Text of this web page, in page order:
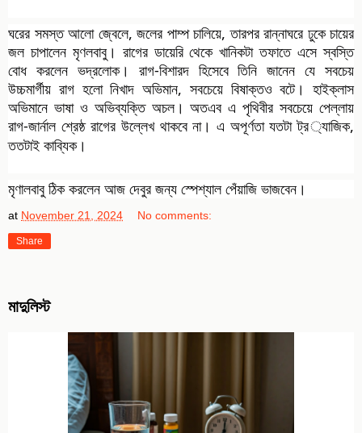
ঘরের সমস্ত আলো জ্বেলে, জলের পাম্প চালিয়ে, তারপর রান্নাঘরে ঢুকে চায়ের
জল চাপালেন মৃণলবাবু। রাগের ডায়েরি থেকে খানিকটা তফাতে এসে স্বস্তি
বোধ করলেন ভদ্রলোক। রাগ-বিশারদ হিসেবে তিনি জানেন যে সবচেয়
উচ্চমার্গীয় রাগ হলো নিখাদ অভিমান, সবচেয়ে বিষাক্তও বটে। হাইক্লাস
অভিমানে ভাষা ও অভিব্যক্তি অচল। অতএব এ পৃথিবীর সবচেয়ে পেল্লায়
রাগ-জার্নাল শ্রেষ্ঠ রাগের উল্লেখ থাকবে না। এ অপূর্ণতা যতটা ট্র্যাজিক,
ততটাই কাব্যিক।
মৃণালবাবু ঠিক করলেন আজ দেবুর জন্য স্পেশ্যাল পেঁয়াজি ভাজবেন।
at November 21, 2024 No comments:
Share
মাদুলিস্ট